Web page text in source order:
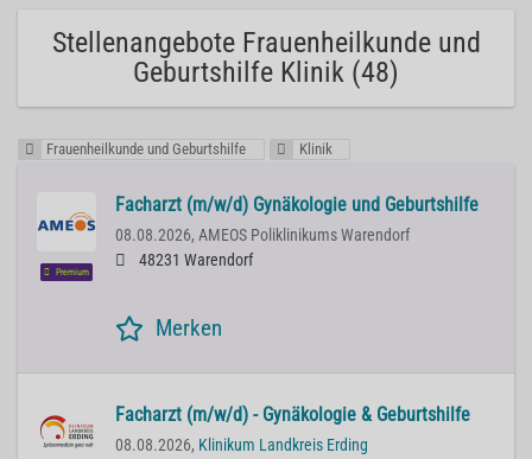
Stellenangebote Frauenheilkunde und
Geburtshilfe Klinik (48)
Frauenheilkunde und Geburtshilfe Klinik
Premium
Facharzt (m/w/d) Gynäkologie und Geburtshilfe
08.08.2026, AMEOS Poliklinikums Warendorf
48231 Warendorf
Merken
Facharzt (m/w/d) - Gynäkologie & Geburtshilfe
08.08.2026, Klinikum Landkreis Erding